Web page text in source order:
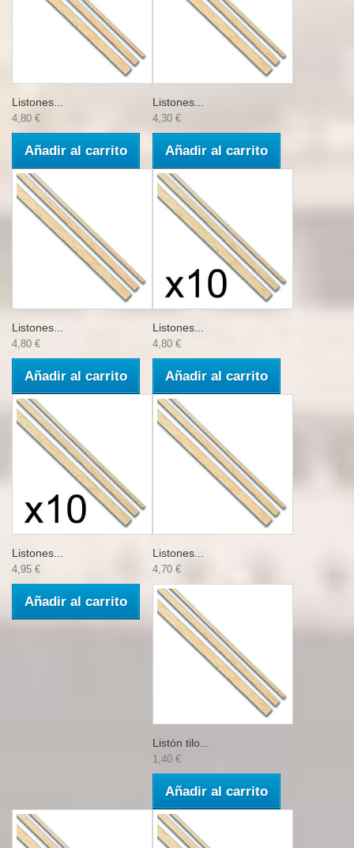
Listones...
4,80 €
Añadir al carrito
Listones...
4,30 €
Añadir al carrito
Listones...
4,80 €
Añadir al carrito
Listones...
4,80 €
Añadir al carrito
Listones...
4,95 €
Añadir al carrito
Listones...
4,70 €
Listón tilo...
1,40 €
Añadir al carrito